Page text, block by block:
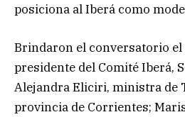
posiciona al Iberá como
Brindaron el conversatorio
presidente del Comité Iberá,
Alejandra Eliciri, ministra de
provincia de Corrientes;